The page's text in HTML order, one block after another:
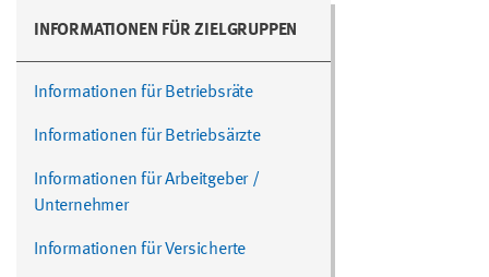
INFORMATIONEN FÜR ZIELGRUPPEN
Informationen für Betriebsräte
Informationen für Betriebsärzte
Informationen für Arbeitgeber /
Unternehmer
Informationen für Versicherte